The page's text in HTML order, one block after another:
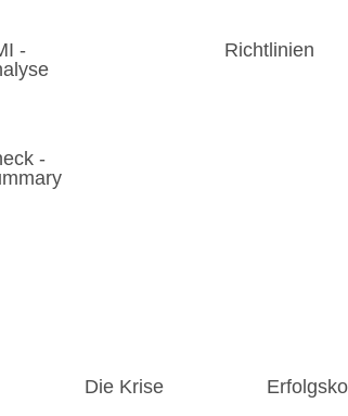
-
Richtlinien
-
Die Krise